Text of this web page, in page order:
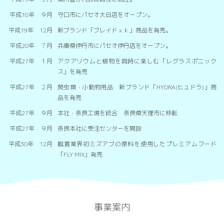
平成18年 ９月
守口市にパセオ大日店をオープン。
平成19年 12月
新ブランド「ブレイドｘｋ」商品を発売。
平成20年 ７月
兵庫県伊丹市にパセオ伊丹店をオープン。
平成27年 １月
アクアリウムと植物を同時に楽しむ「レグラスポニック
ス」を発売
平成27年 ２月
爬虫類・小動物用品 新ブランド「HYDRA(ヒュドラ)」商
品を発売
平成27年 ９月
本社・奈良工場を統合 奈良県天理市に移転
平成27年 ９月
奈良本社に受注センターを開設
平成30年 12月
観賞業界初ミズアブの原料を使用したプレミアムフード
「FLY MIX」発売
事業案内